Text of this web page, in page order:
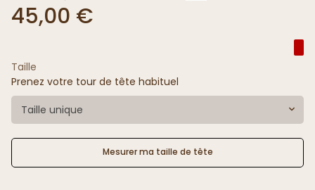
45,00 €
Taille
Prenez votre tour de tête habituel
Taille unique
Mesurer ma taille de tête